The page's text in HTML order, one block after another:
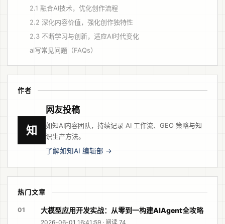
2.1 融合AI技术，优化创作流程
2.2 深化内容价值，强化创作独特性
2.3 不断学习与创新，适应AI时代变化
ai写常见问题（FAQs）
作者
知
网友投稿
如知AI内容团队，持续记录 AI 工作流、GEO 策略与知
识生产方法。
了解如知AI 编辑部 →
热门文章
01 大模型应用开发实战：从零到一构建AIAgent全攻略
2026-06-01 16:41:59 · 阅读 74